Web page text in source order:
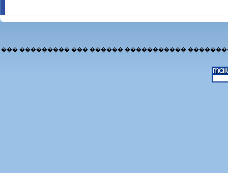
��� ��������� ��� ������ �����������